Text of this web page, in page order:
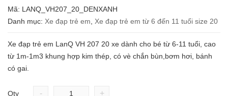
Mã: LANQ_VH207_20_DENXANH
Danh mục: Xe đạp trẻ em, Xe đạp trẻ em từ 6 đến 11 tuổi size 20
Xe đạp trẻ em LanQ VH 207 20 xe dành cho bé từ 6-11 tuổi, cao
từ 1m-1m3 khung hợp kim thép, có vè chắn bùn,bơm hơi, bánh
có gai.
Qty - +